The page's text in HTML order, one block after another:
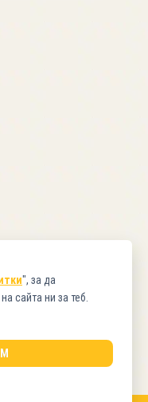
", за да
сайта ни за теб.